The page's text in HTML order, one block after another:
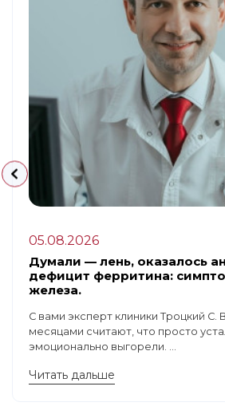
05.08.2026
Думали — лень, оказалось
дефицит ферритина:
железа.
С вами эксперт клиники Троцкий С.
месяцами считают, что просто
эмоционально выгорели. ...
Читать дальше